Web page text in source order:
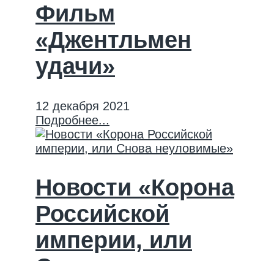
Фильм
«Джентльмен
удачи»
12 декабря 2021
Подробнее...
Новости «Корона
Российской
империи, или